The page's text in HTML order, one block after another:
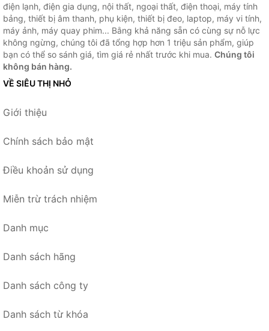
điện lạnh, điện gia dụng, nội thất, ngoại thất, điện thoại, máy tính
bảng, thiết bị âm thanh, phụ kiện, thiết bị đeo, laptop, máy vi tính,
máy ảnh, máy quay phim... Bằng khả năng sẵn có cùng sự nỗ lực
không ngừng, chúng tôi đã tổng hợp hơn 1 triệu sản phẩm, giúp
bạn có thể so sánh giá, tìm giá rẻ nhất trước khi mua. Chúng tôi
không bán hàng.
VỀ SIÊU THỊ NHỎ
Giới thiệu
Chính sách bảo mật
Điều khoản sử dụng
Miễn trừ trách nhiệm
Danh mục
Danh sách hãng
Danh sách công ty
Danh sách từ khóa